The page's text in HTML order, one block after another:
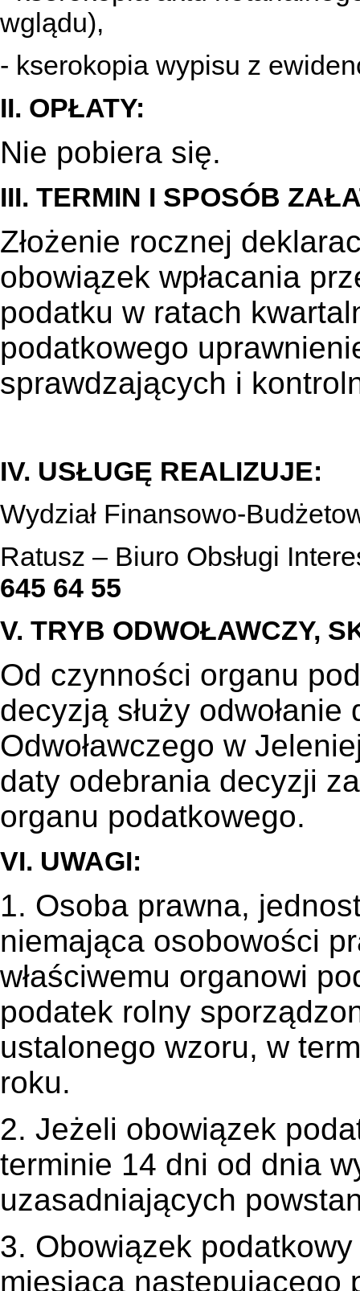
wglądu),
- kserokopia wypisu z
II. OPŁATY:
Nie pobiera się.
III. TERMIN I SPOSÓB
Złożenie rocznej
obowiązek wpłacania
podatku w ratach
podatkowego
sprawdzających i
IV. USŁUGĘ REALIZUJE:
Wydział Finansowo-
Ratusz – Biuro Obsługi
645 64 55
V. TRYB ODWOŁAWCZY,
Od czynności organu
decyzją służy
Odwoławczego w
daty odebrania decyzji
organu podatkowego.
VI. UWAGI:
1. Osoba prawna,
niemająca osobowości
właściwemu organowi
podatek rolny
ustalonego wzoru, w
roku.
2. Jeżeli obowiązek
terminie 14 dni od dnia
uzasadniających
3. Obowiązek
miesiąca następującego